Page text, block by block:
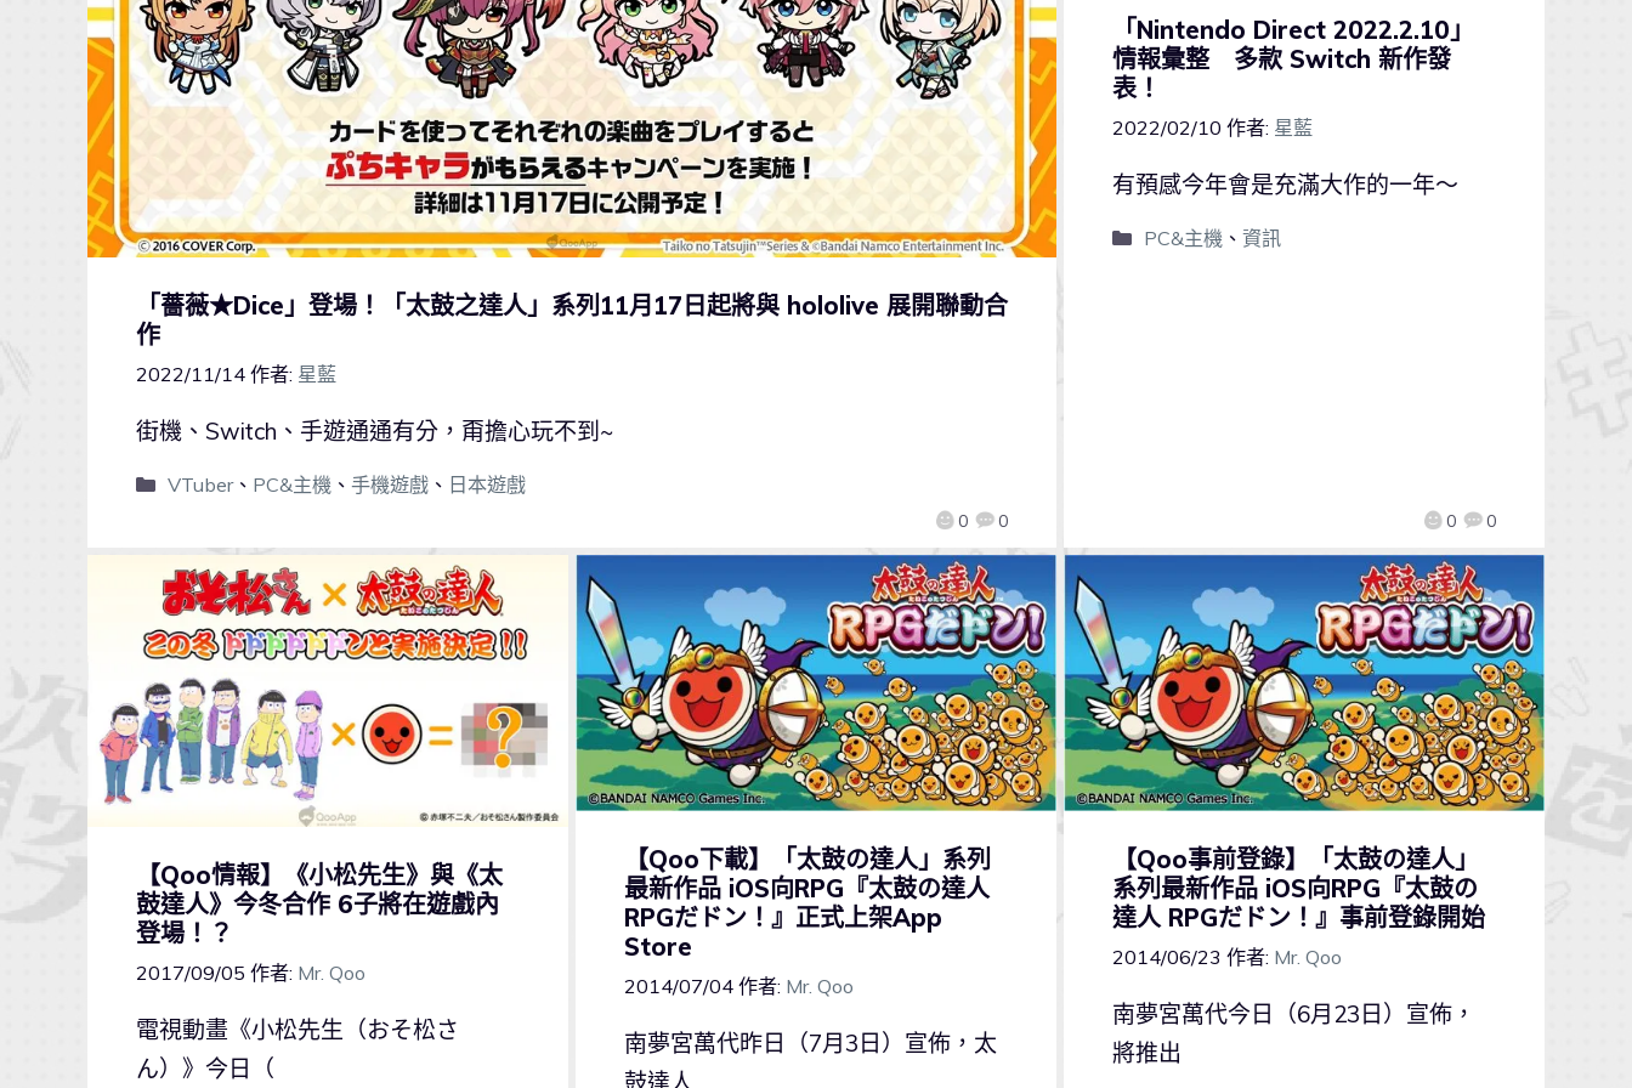
「薔薇★Dice」登場！「太鼓之達人」系列11月17日起將與 hololive 展開聯動合
作
2022/11/14 作者: 星藍
0 0
街機、Switch、手遊通通有分，甭擔心玩不到~
VTuber、 PC&主機 、 手機遊戲、 日本遊戲
「Nintendo Direct 2022.2.10」
情報彙整 多款 Switch 新作發
表！
2022/02/10 作者: 星藍
0 0
有預感今年會是充滿大作的一年～
PC&主機 、 資訊
【Qoo情報】《小松先生》與《太
鼓達人》今冬合作 6子將在遊戲內
登場！？
2017/09/05 作者: Mr. Qoo
電視動畫《小松先生（おそ松さ
ん）》今日（
【Qoo下載】「太鼓の達人」系列
最新作品 iOS向RPG『太鼓の達人
RPGだドン！』正式上架App
Store
2014/07/04 作者: Mr. Qoo
南夢宮萬代昨日（7月3日）宣佈，太
鼓達人
【Qoo事前登錄】「太鼓の達人」
系列最新作品 iOS向RPG『太鼓の
達人 RPGだドン！』事前登錄開始
2014/06/23 作者: Mr. Qoo
南夢宮萬代今日（6月23日）宣佈，
將推出